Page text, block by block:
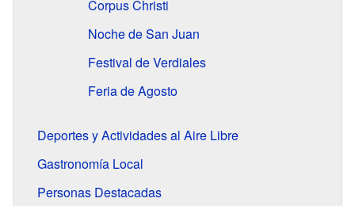
Corpus Christi
Noche de San Juan
Festival de Verdiales
Feria de Agosto
Deportes y Actividades al Aire Libre
Gastronomía Local
Personas Destacadas